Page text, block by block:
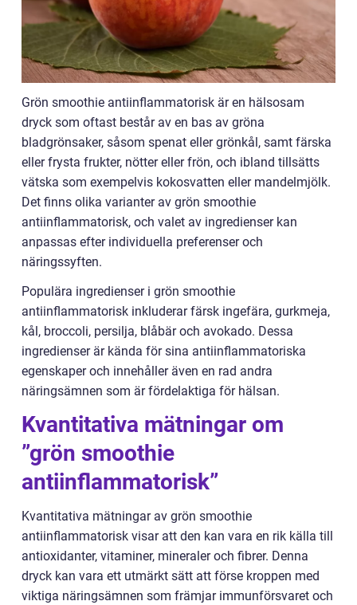
Grön smoothie antiinflammatorisk är en hälsosam
dryck som oftast består av en bas av gröna
bladgrönsaker, såsom spenat eller grönkål, samt färska
eller frysta frukter, nötter eller frön, och ibland tillsätts
vätska som exempelvis kokosvatten eller mandelmjölk.
Det finns olika varianter av grön smoothie
antiinflammatorisk, och valet av ingredienser kan
anpassas efter individuella preferenser och
näringssyften.
Populära ingredienser i grön smoothie
antiinflammatorisk inkluderar färsk ingefära, gurkmeja,
kål, broccoli, persilja, blåbär och avokado. Dessa
ingredienser är kända för sina antiinflammatoriska
egenskaper och innehåller även en rad andra
näringsämnen som är fördelaktiga för hälsan.
Kvantitativa mätningar om
”grön smoothie
antiinflammatorisk”
Kvantitativa mätningar av grön smoothie
antiinflammatorisk visar att den kan vara en rik källa till
antioxidanter, vitaminer, mineraler och fibrer. Denna
dryck kan vara ett utmärkt sätt att förse kroppen med
viktiga näringsämnen som främjar immunförsvaret och